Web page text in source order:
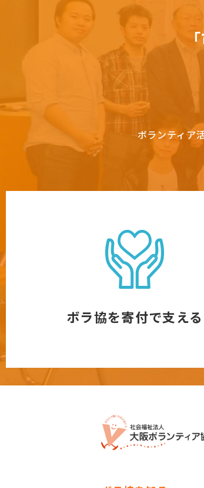
ボランティア
ボラ協を寄付で支える